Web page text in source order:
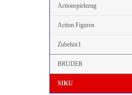
Actionspielzeug
Action Figuren
Zubehör1
BRUDER
SIKU